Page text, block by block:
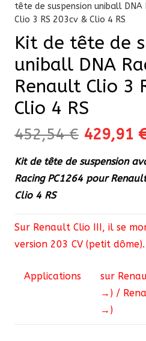
tête de suspension uniball DNA
Clio 3 RS 203cv & Clio 4 RS
Kit de tête de
uniball DNA
Renault Clio 3
Clio 4 RS
452,54€ Le
initial
était :
429,91
Kit de tête de suspension
Racing PC1264 pour
Clio 4 RS
Sur Renault Clio III, il se
version 203 CV (petit dôme).
Applications
sur
→) /
→)